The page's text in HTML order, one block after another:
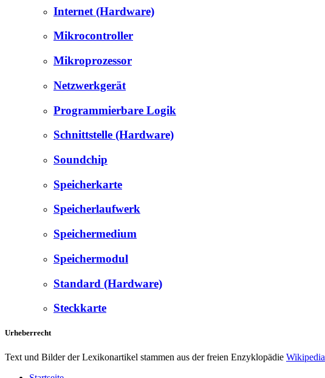
Internet (Hardware)
Mikrocontroller
Mikroprozessor
Netzwerkgerät
Programmierbare Logik
Schnittstelle (Hardware)
Soundchip
Speicherkarte
Speicherlaufwerk
Speichermedium
Speichermodul
Standard (Hardware)
Steckkarte
Urheberrecht
Text und Bilder der Lexikonartikel stammen aus der freien Enzyklopädie Wikipedia